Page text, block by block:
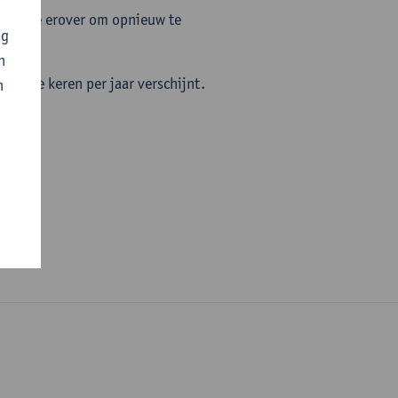
je erover om opnieuw te
keren per jaar verschijnt.